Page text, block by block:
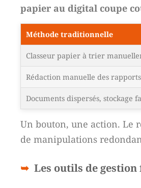
papier au digital coupe
Méthode traditionnelle
Classeur papier à trier
Rédaction manuelle des rapports
Documents dispersés, stockage
Un bouton, une action. Le
de manipulations
Les outils de